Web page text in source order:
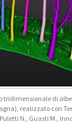
tridimensionale di
realizzato con
N., Guasti M.,